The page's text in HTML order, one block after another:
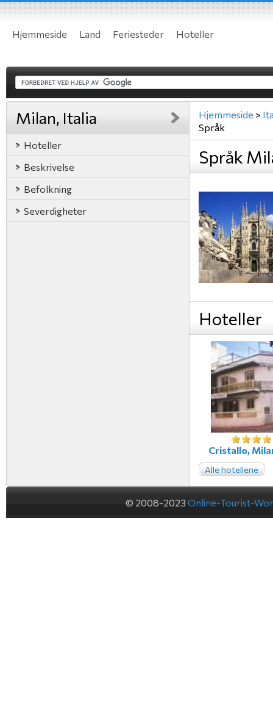
Hjemmeside Land Feriesteder Hoteller
Milan, Italia
Hoteller
Beskrivelse
Befolkning
Severdigheter
Hjemmeside >
Språk
Språk
Hoteller
Cristallo,
Alle hotellene
© 2008-2023 Online-Tourist-